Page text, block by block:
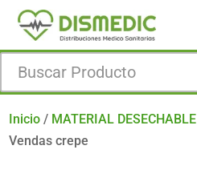
Inicio / MATERIAL DESECHABLE
Vendas crepe